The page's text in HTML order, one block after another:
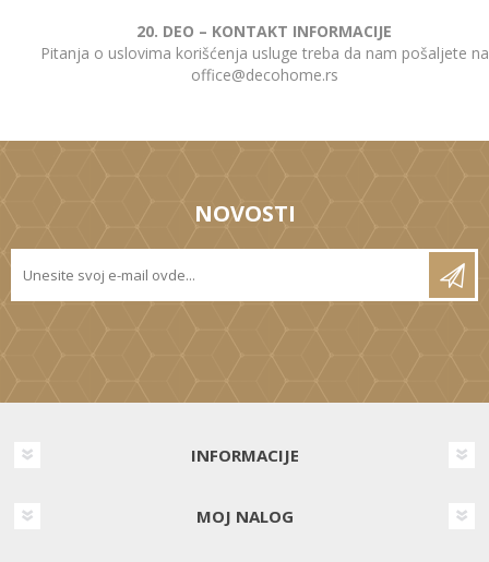
20. DEO – KONTAKT INFORMACIJE
Pitanja o uslovima korišćenja usluge treba da nam pošaljete na
office@decohome.rs
NOVOSTI
INFORMACIJE
MOJ NALOG